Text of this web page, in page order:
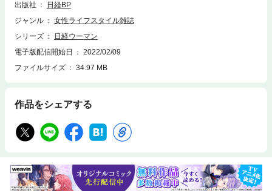
悩み別 職場とプライベートのストレス、一挙解決！ メダリストのメン
タルコーチ直伝！ 「心の浮き沈み」をなくすメンタルノート 心理学博
己肯定感を高めるために知っておきたい7つのこと 1粒の涙でストレス
が解消 泣ける！ 韓国ドラマで涙活 朝・昼・晩で疲れリセット！ 睡眠
の質がグングン上がる「眠活」法 お風呂研究20年の医師が考案 最高
の眠りをつくる「入浴2.0」！ 読者が体験 モヤモヤは「オンラインカ
満足度」を重視！ 貯まる女子の買い物ログ 美容グッズ、服、食べ
る！「お金の使い方」最新レッスン 総資産500万円以上・貯めてる読
者の賢い「モノの買い方」新基準Watch!
出版社
日経BP
ジャンル
女性ライフスタイル雑誌
シリーズ
日経ウーマン
電子版配信開始日
2022/02/09
ファイルサイズ
34.97 MB
作品をシェアする